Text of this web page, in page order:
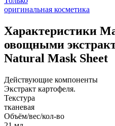
оригинальная косметика
Характеристики
овощными
Natural Mask Sheet
Действующие компоненты
Экстракт картофеля.
Текстура
тканевая
Объём/вес/кол-во